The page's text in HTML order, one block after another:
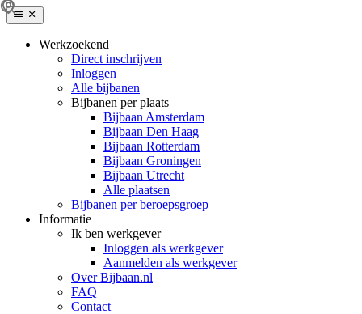
Werkzoekend
Direct inschrijven
Inloggen
Alle bijbanen
Bijbanen per plaats
Bijbaan Amsterdam
Bijbaan Den Haag
Bijbaan Rotterdam
Bijbaan Groningen
Bijbaan Utrecht
Alle plaatsen
Bijbanen per beroepsgroep
Informatie
Ik ben werkgever
Inloggen als werkgever
Aanmelden als werkgever
Over Bijbaan.nl
FAQ
Contact